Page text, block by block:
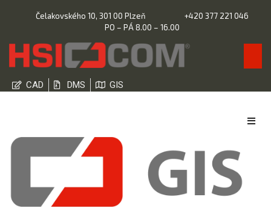
Čelakovského 10, 301 00 Plzeň
+420 377 221 046
PO – PÁ 8.00 – 16.00
CAD DMS GIS